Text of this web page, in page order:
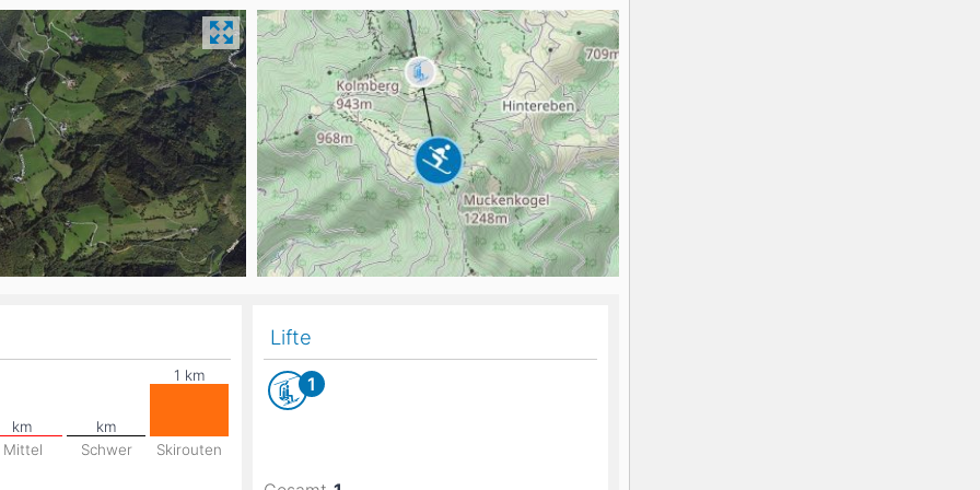
Lifte
1
Mittel Schwer Skirouten
Russland Südkorea Türkei Georgien
Aserbaidschan Vereinigte Arabische Emirate
Head Dynastar Salomon K2
Stöckli Kästle Scott Black Diamond
Indigo
Ogso